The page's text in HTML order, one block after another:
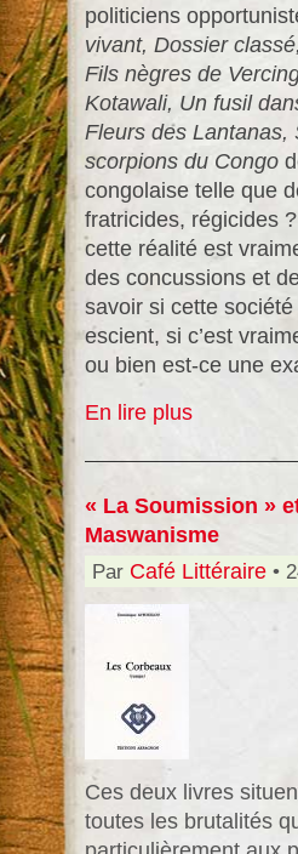
politiciens
vivant, Dossier
Fils nègres de
Kotawali, Un fusil
Fleurs des Lantanas,
scorpions du Congo
congolaise telle que
fratricides, régicides
cette réalité est
des concussions et
savoir si cette
escient, si c’est
ou bien est-ce une
En lire plus
« La Soumission »
Maswanisme
Par Café Littéraire •
Ces deux livres
toutes les brutalités